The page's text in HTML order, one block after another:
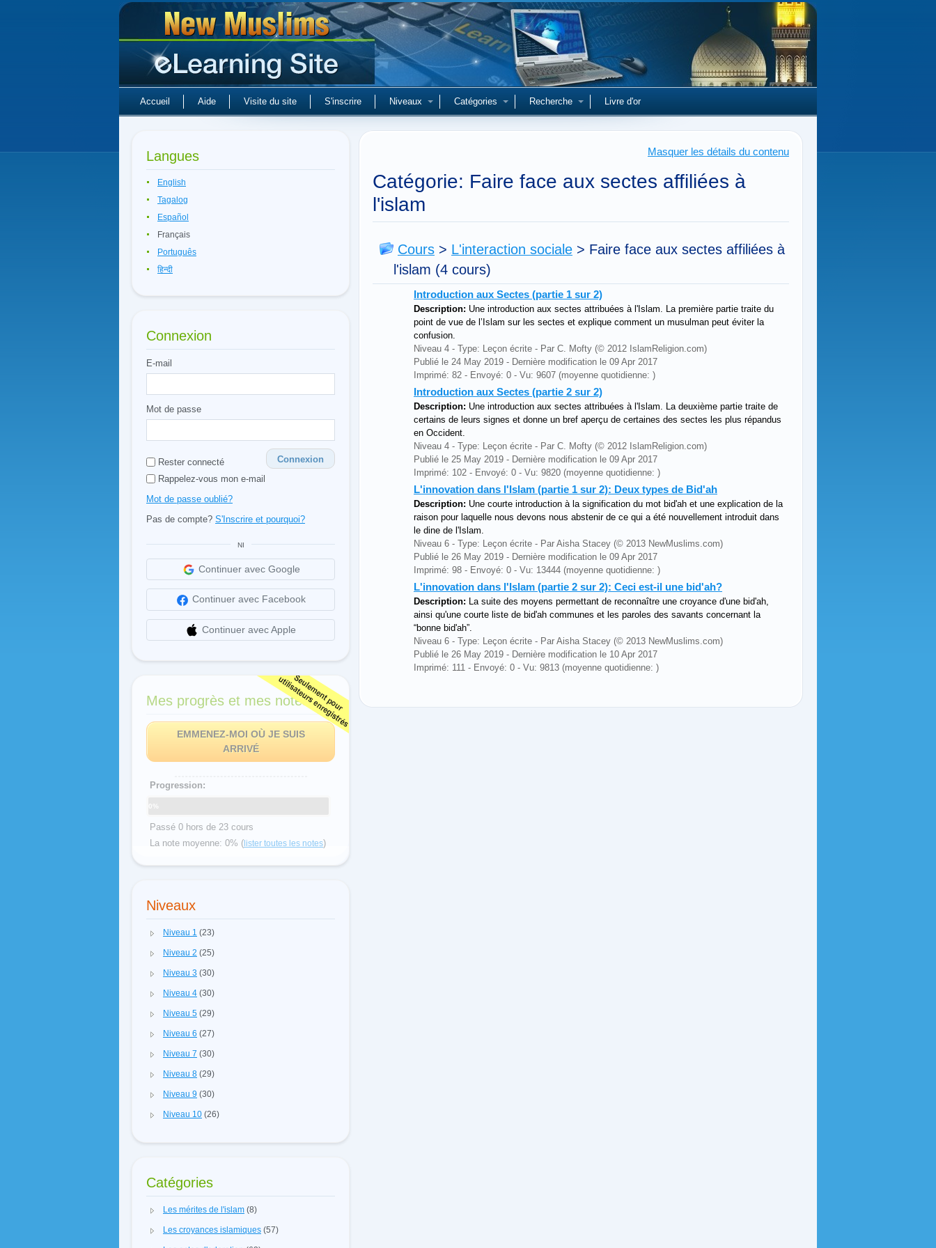
Accueil Aide Visite du site S'inscrire Niveaux Catégories Recherche Livre d'or
Langues
English
Tagalog
Español
Français
Português
हिन्दी
Connexion
E-mail
Mot de passe
Rester connecté
Connexion
Rappelez-vous mon e-mail
Mot de passe oublié?
Pas de compte? S'Inscrire et pourquoi?
NI
Continuer avec Google
Continuer avec Facebook
Continuer avec Apple
Mes progrès et mes notes
EMMENEZ-MOI OÙ JE SUIS
ARRIVÉ
Progression:
0%
Passé 0 hors de 23 cours
La note moyenne: 0% (lister toutes les notes)
Niveaux
Niveau 1 (23)
Niveau 2 (25)
Niveau 3 (30)
Niveau 4 (30)
Niveau 5 (29)
Niveau 6 (27)
Niveau 7 (30)
Niveau 8 (29)
Niveau 9 (30)
Niveau 10 (26)
Catégories
Les mérites de l'islam (8)
Les croyances islamiques (57)
Masquer les détails du contenu
Catégorie: Faire face aux sectes affiliées à
l'islam
Cours > L'interaction sociale > Faire face aux sectes affiliées à
l'islam (4 cours)
Introduction aux Sectes (partie 1 sur 2)
Description: Une introduction aux sectes attribuées à l'Islam. La première partie traite du
point de vue de l’Islam sur les sectes et explique comment un musulman peut éviter la
confusion.
Niveau 4 - Type: Leçon écrite - Par C. Mofty (© 2012 IslamReligion.com)
Publié le 24 May 2019 - Dernière modification le 09 Apr 2017
Imprimé: 82 - Envoyé: 0 - Vu: 9607 (moyenne quotidienne: )
Introduction aux Sectes (partie 2 sur 2)
Description: Une introduction aux sectes attribuées à l'Islam. La deuxième partie traite de
certains de leurs signes et donne un bref aperçu de certaines des sectes les plus répandus
en Occident.
Niveau 4 - Type: Leçon écrite - Par C. Mofty (© 2012 IslamReligion.com)
Publié le 25 May 2019 - Dernière modification le 09 Apr 2017
Imprimé: 102 - Envoyé: 0 - Vu: 9820 (moyenne quotidienne: )
L'innovation dans l'Islam (partie 1 sur 2): Deux types de Bid'ah
Description: Une courte introduction à la signification du mot bid'ah et une explication de la
raison pour laquelle nous devons nous abstenir de ce qui a été nouvellement introduit dans
le dine de l'Islam.
Niveau 6 - Type: Leçon écrite - Par Aisha Stacey (© 2013 NewMuslims.com)
Publié le 26 May 2019 - Dernière modification le 09 Apr 2017
Imprimé: 98 - Envoyé: 0 - Vu: 13444 (moyenne quotidienne: )
L'innovation dans l'Islam (partie 2 sur 2): Ceci est-il une bid'ah?
Description: La suite des moyens permettant de reconnaître une croyance d'une bid'ah,
ainsi qu'une courte liste de bid'ah communes et les paroles des savants concernant la
“bonne bid'ah”.
Niveau 6 - Type: Leçon écrite - Par Aisha Stacey (© 2013 NewMuslims.com)
Publié le 26 May 2019 - Dernière modification le 10 Apr 2017
Imprimé: 111 - Envoyé: 0 - Vu: 9813 (moyenne quotidienne: )